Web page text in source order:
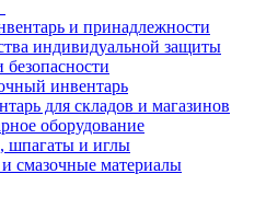
и принадлежности
индивидуальной защиты
безопасности
инвентарь
для складов и магазинов
оборудование
шпагаты и иглы
смазочные материалы